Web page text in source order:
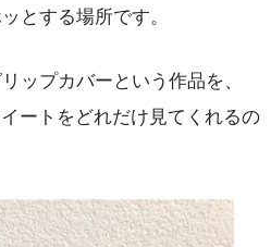
とする場所です。
ップカバーという作品を、
ートをどれだけ見てくれるの